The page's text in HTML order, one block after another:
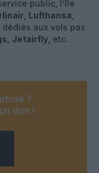
public, l’île
Lufthansa
dédiés aux vols pas
Jetairfly , etc.
?
don !